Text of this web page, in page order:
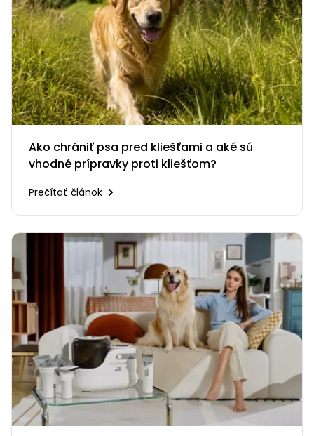
Ako chrániť psa pred kliešťami a aké sú
vhodné prípravky proti kliešťom?
Prečítať článok